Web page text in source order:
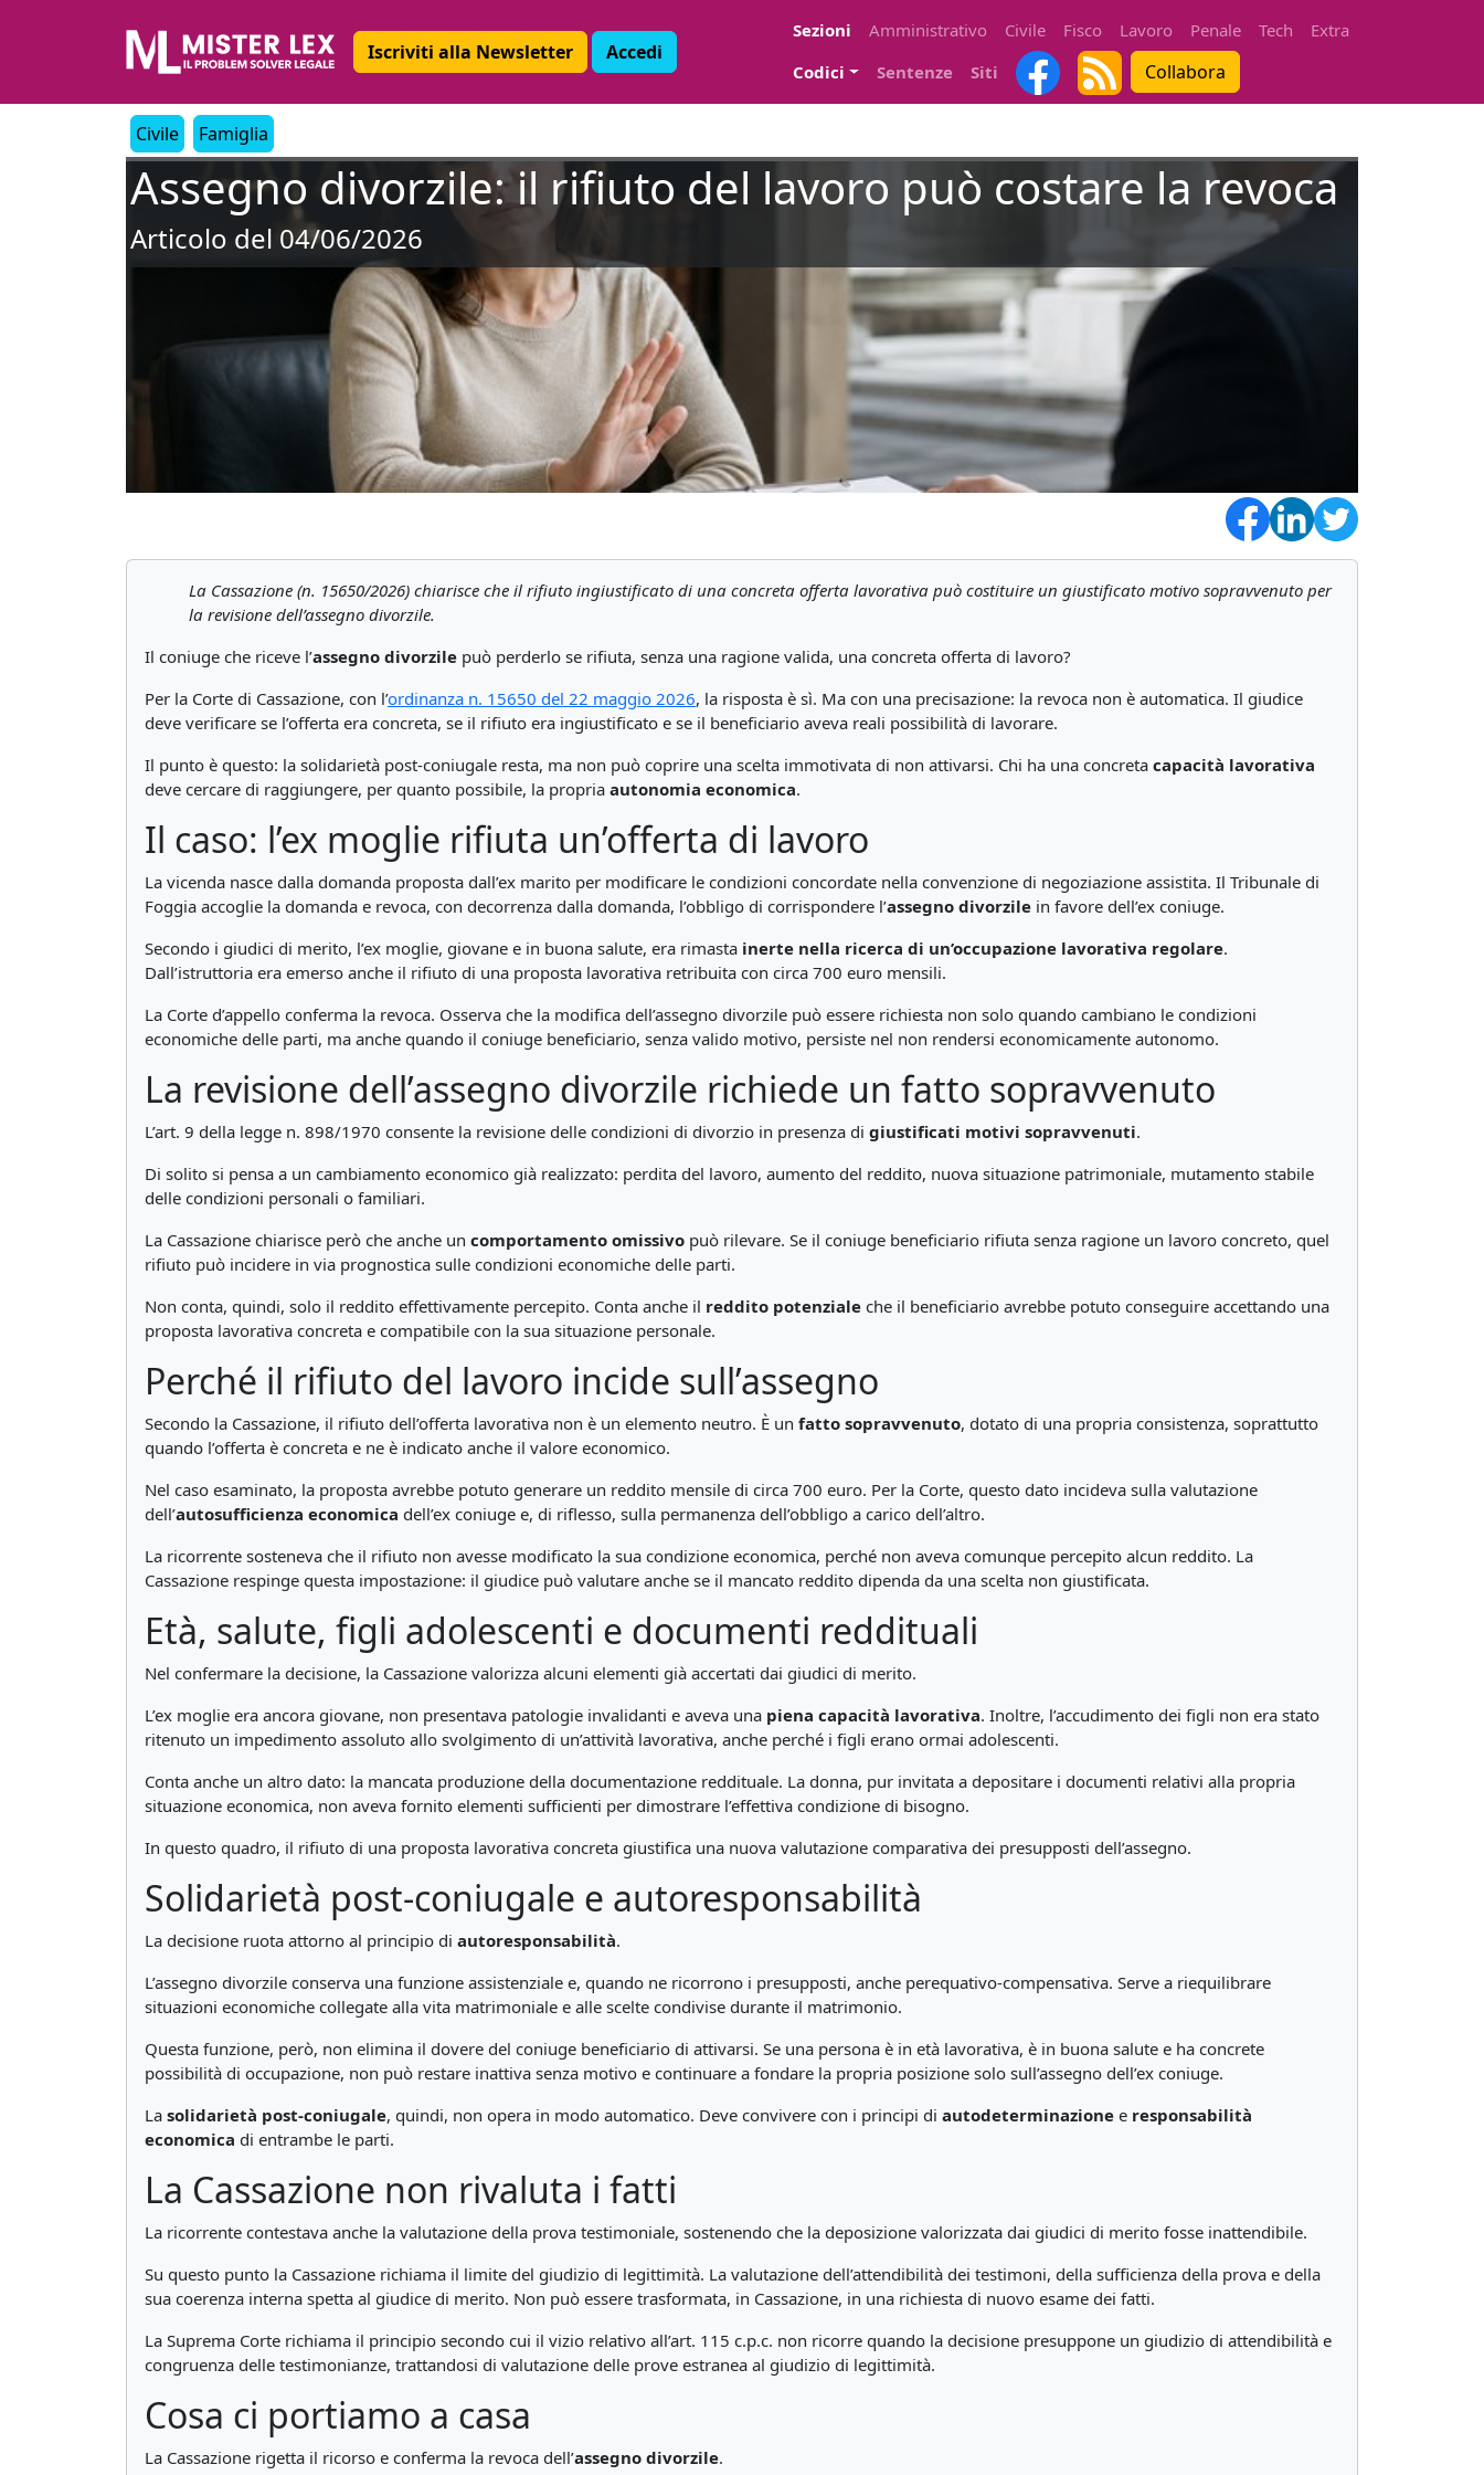
Iscriviti alla Newsletter Accedi
Sezioni Amministrativo Civile Fisco Lavoro Penale Tech
Extra
Codici
Sentenze Siti Collabora
Civile Famiglia
Assegno divorzile: il rifiuto del lavoro può costare la revoca
Articolo del 04/06/2026
La Cassazione (n. 15650/2026) chiarisce che il rifiuto ingiustificato di una concreta offerta lavorativa può costituire un giustificato motivo sopravvenuto per
la revisione dell’assegno divorzile.
Il coniuge che riceve l’assegno divorzile può perderlo se rifiuta, senza una ragione valida, una concreta offerta di lavoro?
Per la Corte di Cassazione, con l’ordinanza n. 15650 del 22 maggio 2026, la risposta è sì. Ma con una precisazione: la revoca non è automatica. Il giudice
deve verificare se l’offerta era concreta, se il rifiuto era ingiustificato e se il beneficiario aveva reali possibilità di lavorare.
Il punto è questo: la solidarietà post-coniugale resta, ma non può coprire una scelta immotivata di non attivarsi. Chi ha una concreta capacità lavorativa
deve cercare di raggiungere, per quanto possibile, la propria autonomia economica.
Il caso: l’ex moglie rifiuta un’offerta di lavoro
La vicenda nasce dalla domanda proposta dall’ex marito per modificare le condizioni concordate nella convenzione di negoziazione assistita. Il Tribunale di
Foggia accoglie la domanda e revoca, con decorrenza dalla domanda, l’obbligo di corrispondere l’assegno divorzile in favore dell’ex coniuge.
Secondo i giudici di merito, l’ex moglie, giovane e in buona salute, era rimasta inerte nella ricerca di un’occupazione lavorativa regolare.
Dall’istruttoria era emerso anche il rifiuto di una proposta lavorativa retribuita con circa 700 euro mensili.
La Corte d’appello conferma la revoca. Osserva che la modifica dell’assegno divorzile può essere richiesta non solo quando cambiano le condizioni
economiche delle parti, ma anche quando il coniuge beneficiario, senza valido motivo, persiste nel non rendersi economicamente autonomo.
La revisione dell’assegno divorzile richiede un fatto sopravvenuto
L’art. 9 della legge n. 898/1970 consente la revisione delle condizioni di divorzio in presenza di giustificati motivi sopravvenuti.
Di solito si pensa a un cambiamento economico già realizzato: perdita del lavoro, aumento del reddito, nuova situazione patrimoniale, mutamento stabile
delle condizioni personali o familiari.
La Cassazione chiarisce però che anche un comportamento omissivo può rilevare. Se il coniuge beneficiario rifiuta senza ragione un lavoro concreto, quel
rifiuto può incidere in via prognostica sulle condizioni economiche delle parti.
Non conta, quindi, solo il reddito effettivamente percepito. Conta anche il reddito potenziale che il beneficiario avrebbe potuto conseguire accettando una
proposta lavorativa concreta e compatibile con la sua situazione personale.
Perché il rifiuto del lavoro incide sull’assegno
Secondo la Cassazione, il rifiuto dell’offerta lavorativa non è un elemento neutro. È un fatto sopravvenuto, dotato di una propria consistenza, soprattutto
quando l’offerta è concreta e ne è indicato anche il valore economico.
Nel caso esaminato, la proposta avrebbe potuto generare un reddito mensile di circa 700 euro. Per la Corte, questo dato incideva sulla valutazione
dell’autosufficienza economica dell’ex coniuge e, di riflesso, sulla permanenza dell’obbligo a carico dell’altro.
La ricorrente sosteneva che il rifiuto non avesse modificato la sua condizione economica, perché non aveva comunque percepito alcun reddito. La
Cassazione respinge questa impostazione: il giudice può valutare anche se il mancato reddito dipenda da una scelta non giustificata.
Età, salute, figli adolescenti e documenti reddituali
Nel confermare la decisione, la Cassazione valorizza alcuni elementi già accertati dai giudici di merito.
L’ex moglie era ancora giovane, non presentava patologie invalidanti e aveva una piena capacità lavorativa. Inoltre, l’accudimento dei figli non era stato
ritenuto un impedimento assoluto allo svolgimento di un’attività lavorativa, anche perché i figli erano ormai adolescenti.
Conta anche un altro dato: la mancata produzione della documentazione reddituale. La donna, pur invitata a depositare i documenti relativi alla propria
situazione economica, non aveva fornito elementi sufficienti per dimostrare l’effettiva condizione di bisogno.
In questo quadro, il rifiuto di una proposta lavorativa concreta giustifica una nuova valutazione comparativa dei presupposti dell’assegno.
Solidarietà post-coniugale e autoresponsabilità
La decisione ruota attorno al principio di autoresponsabilità.
L’assegno divorzile conserva una funzione assistenziale e, quando ne ricorrono i presupposti, anche perequativo-compensativa. Serve a riequilibrare
situazioni economiche collegate alla vita matrimoniale e alle scelte condivise durante il matrimonio.
Questa funzione, però, non elimina il dovere del coniuge beneficiario di attivarsi. Se una persona è in età lavorativa, è in buona salute e ha concrete
possibilità di occupazione, non può restare inattiva senza motivo e continuare a fondare la propria posizione solo sull’assegno dell’ex coniuge.
La solidarietà post-coniugale, quindi, non opera in modo automatico. Deve convivere con i principi di autodeterminazione e responsabilità
economica di entrambe le parti.
La Cassazione non rivaluta i fatti
La ricorrente contestava anche la valutazione della prova testimoniale, sostenendo che la deposizione valorizzata dai giudici di merito fosse inattendibile.
Su questo punto la Cassazione richiama il limite del giudizio di legittimità. La valutazione dell’attendibilità dei testimoni, della sufficienza della prova e della
sua coerenza interna spetta al giudice di merito. Non può essere trasformata, in Cassazione, in una richiesta di nuovo esame dei fatti.
La Suprema Corte richiama il principio secondo cui il vizio relativo all’art. 115 c.p.c. non ricorre quando la decisione presuppone un giudizio di attendibilità e
congruenza delle testimonianze, trattandosi di valutazione delle prove estranea al giudizio di legittimità.
Cosa ci portiamo a casa
La Cassazione rigetta il ricorso e conferma la revoca dell’assegno divorzile.